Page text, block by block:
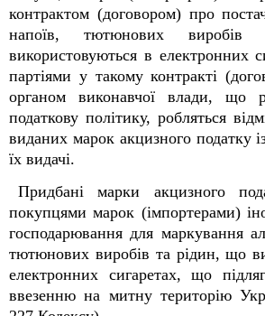
контрактом (договором) про
напоїв, тютюнових
використовуються в електронних
партіями у такому контракті
органом виконавчої влади, що
податкову політику, робляться
виданих марок акцизного податку
їх видачі.
Придбані марки акцизного
покупцями марок (імпортерами)
господарювання для маркування
тютюнових виробів та рідин, що
електронних сигаретах, що
ввезенню на митну територію